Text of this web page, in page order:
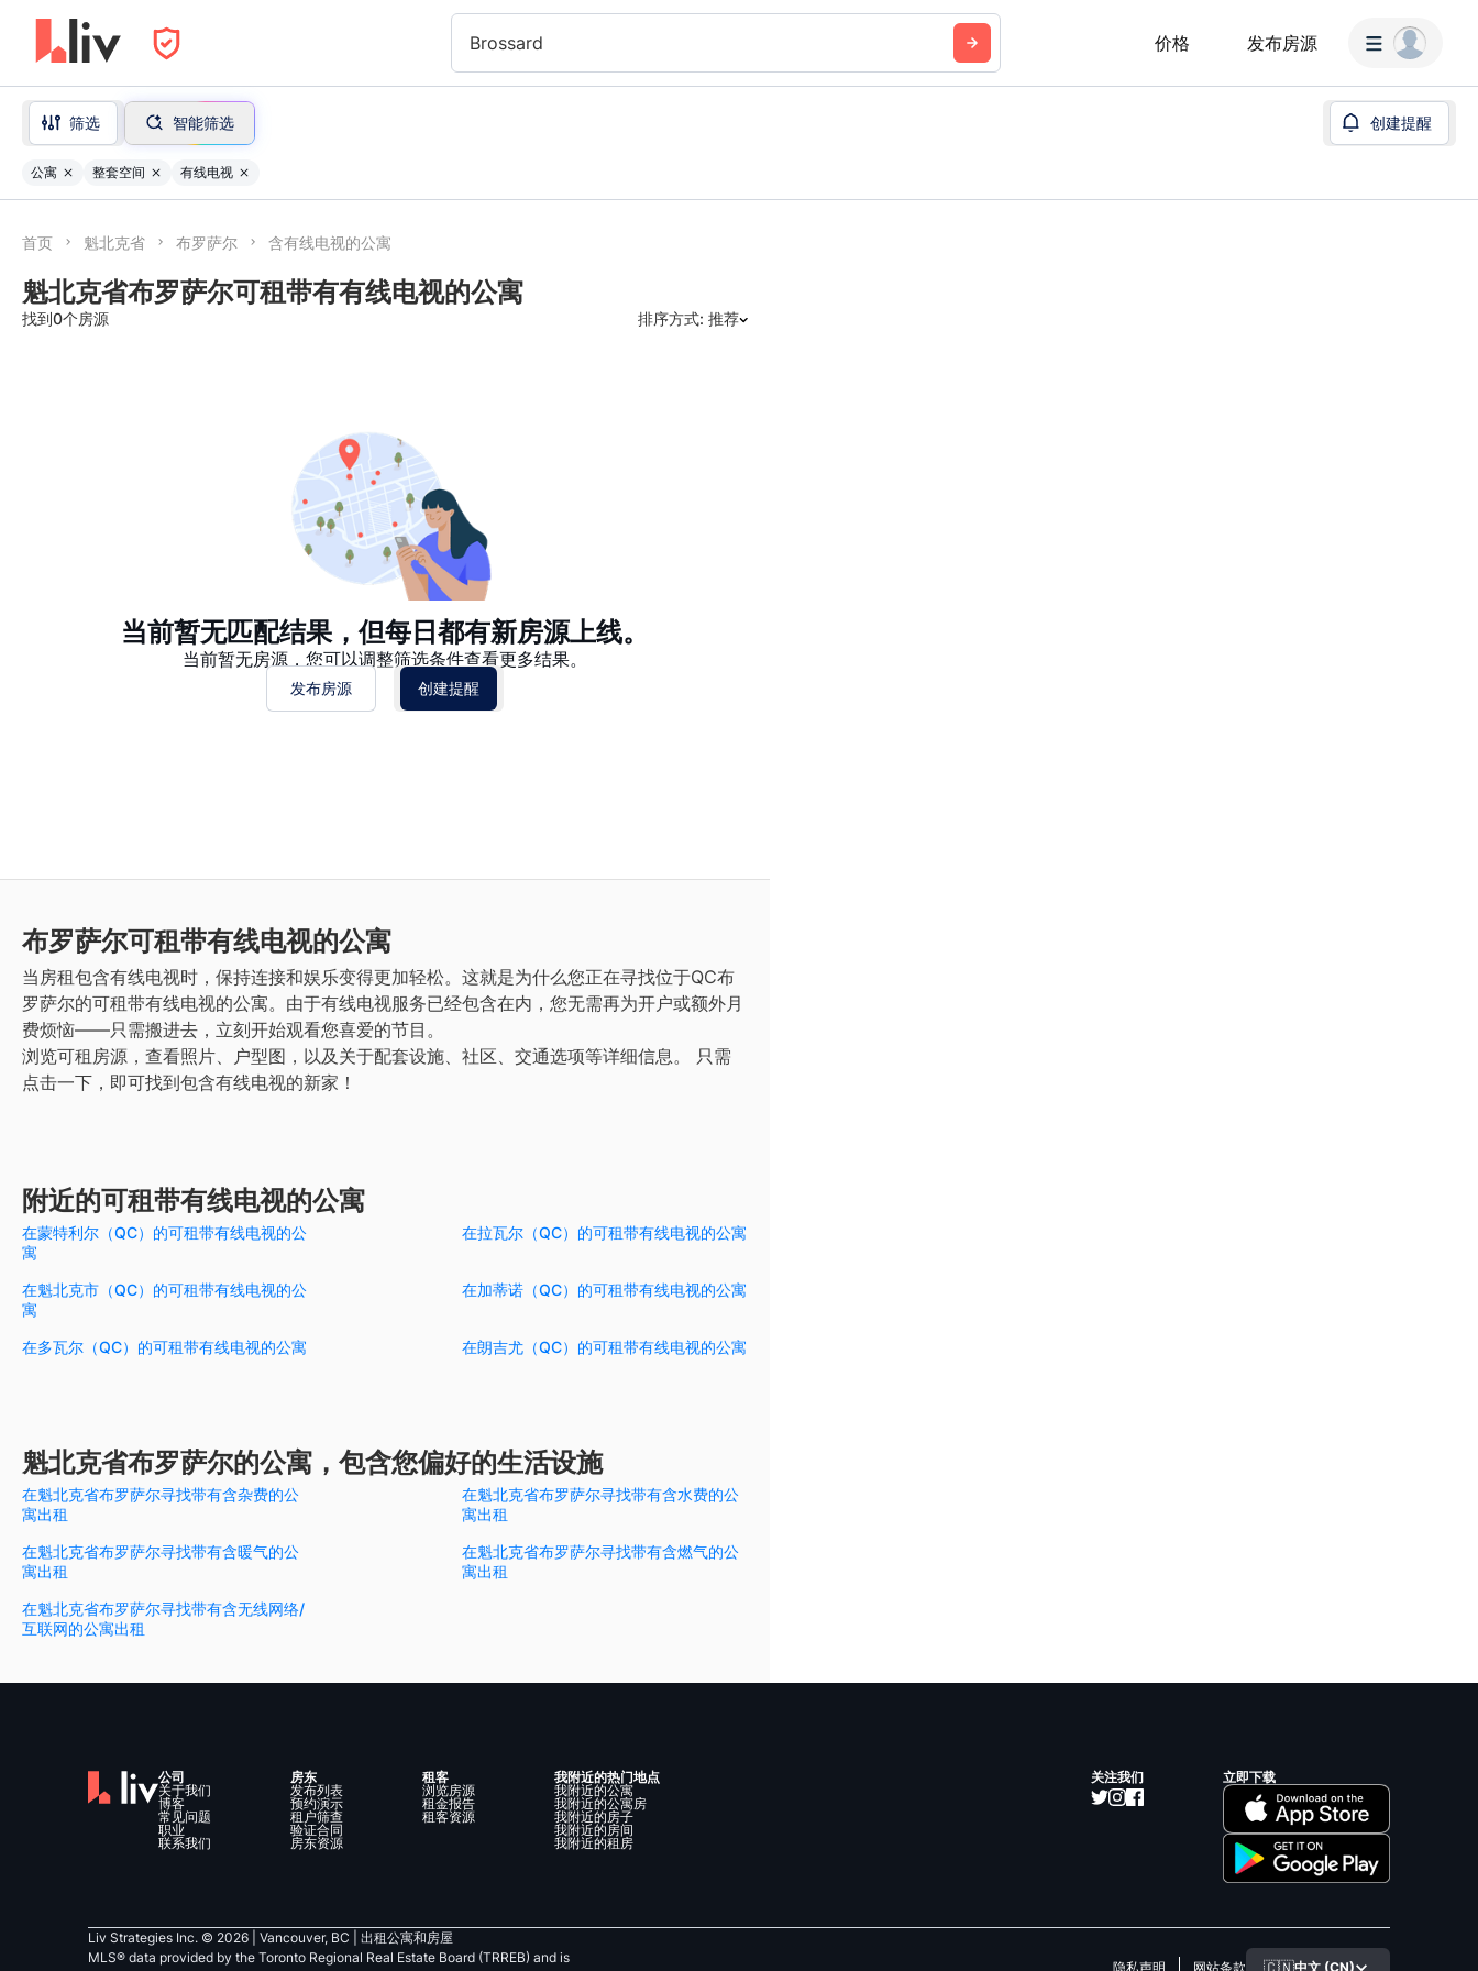
Brossard 价格 发布房源
筛选 智能筛选 创建提醒
公寓 整套空间 有线电视
首页 魁北克省 布罗萨尔 含有线电视的公寓
魁北克省布罗萨尔可租带有有线电视的公寓
找到0个房源 排序方式: 推荐
当前暂无匹配结果，但每日都有新房源上线。
当前暂无房源，您可以调整筛选条件查看更多结果。
发布房源 创建提醒
布罗萨尔可租带有线电视的公寓
当房租包含有线电视时，保持连接和娱乐变得更加轻松。这就是为什么您正在寻找位于QC布
罗萨尔的可租带有线电视的公寓。由于有线电视服务已经包含在内，您无需再为开户或额外月
费烦恼——只需搬进去，立刻开始观看您喜爱的节目。
浏览可租房源，查看照片、户型图，以及关于配套设施、社区、交通选项等详细信息。
只需
点击一下，即可找到包含有线电视的新家！
附近的可租带有线电视的公寓
在蒙特利尔（QC）的可租带有线电视的公
寓
在拉瓦尔（QC）的可租带有线电视的公寓
在魁北克市（QC）的可租带有线电视的公
寓
在加蒂诺（QC）的可租带有线电视的公寓
在多瓦尔（QC）的可租带有线电视的公寓 在朗吉尤（QC）的可租带有线电视的公寓
魁北克省布罗萨尔的公寓，包含您偏好的生活设施
在魁北克省布罗萨尔寻找带有含杂费的公
寓出租
在魁北克省布罗萨尔寻找带有含水费的公
寓出租
在魁北克省布罗萨尔寻找带有含暖气的公
寓出租
在魁北克省布罗萨尔寻找带有含燃气的公
寓出租
在魁北克省布罗萨尔寻找带有含无线网络/
互联网的公寓出租
公司
关于我们
博客
常见问题
职业
联系我们
房东
发布列表
预约演示
租户筛查
验证合同
房东资源
租客
浏览房源
租金报告
租客资源
我附近的热门地点
我附近的公寓
我附近的公寓房
我附近的房子
我附近的房间
我附近的租房
关注我们 立即下载
Liv Strategies Inc. © 2026 | Vancouver, BC |
出租公寓和房屋
MLS® data provided by the Toronto Regional Real Estate Board (TRREB) and is
隐私声明 网站条款 🇨🇳中文 (CN)